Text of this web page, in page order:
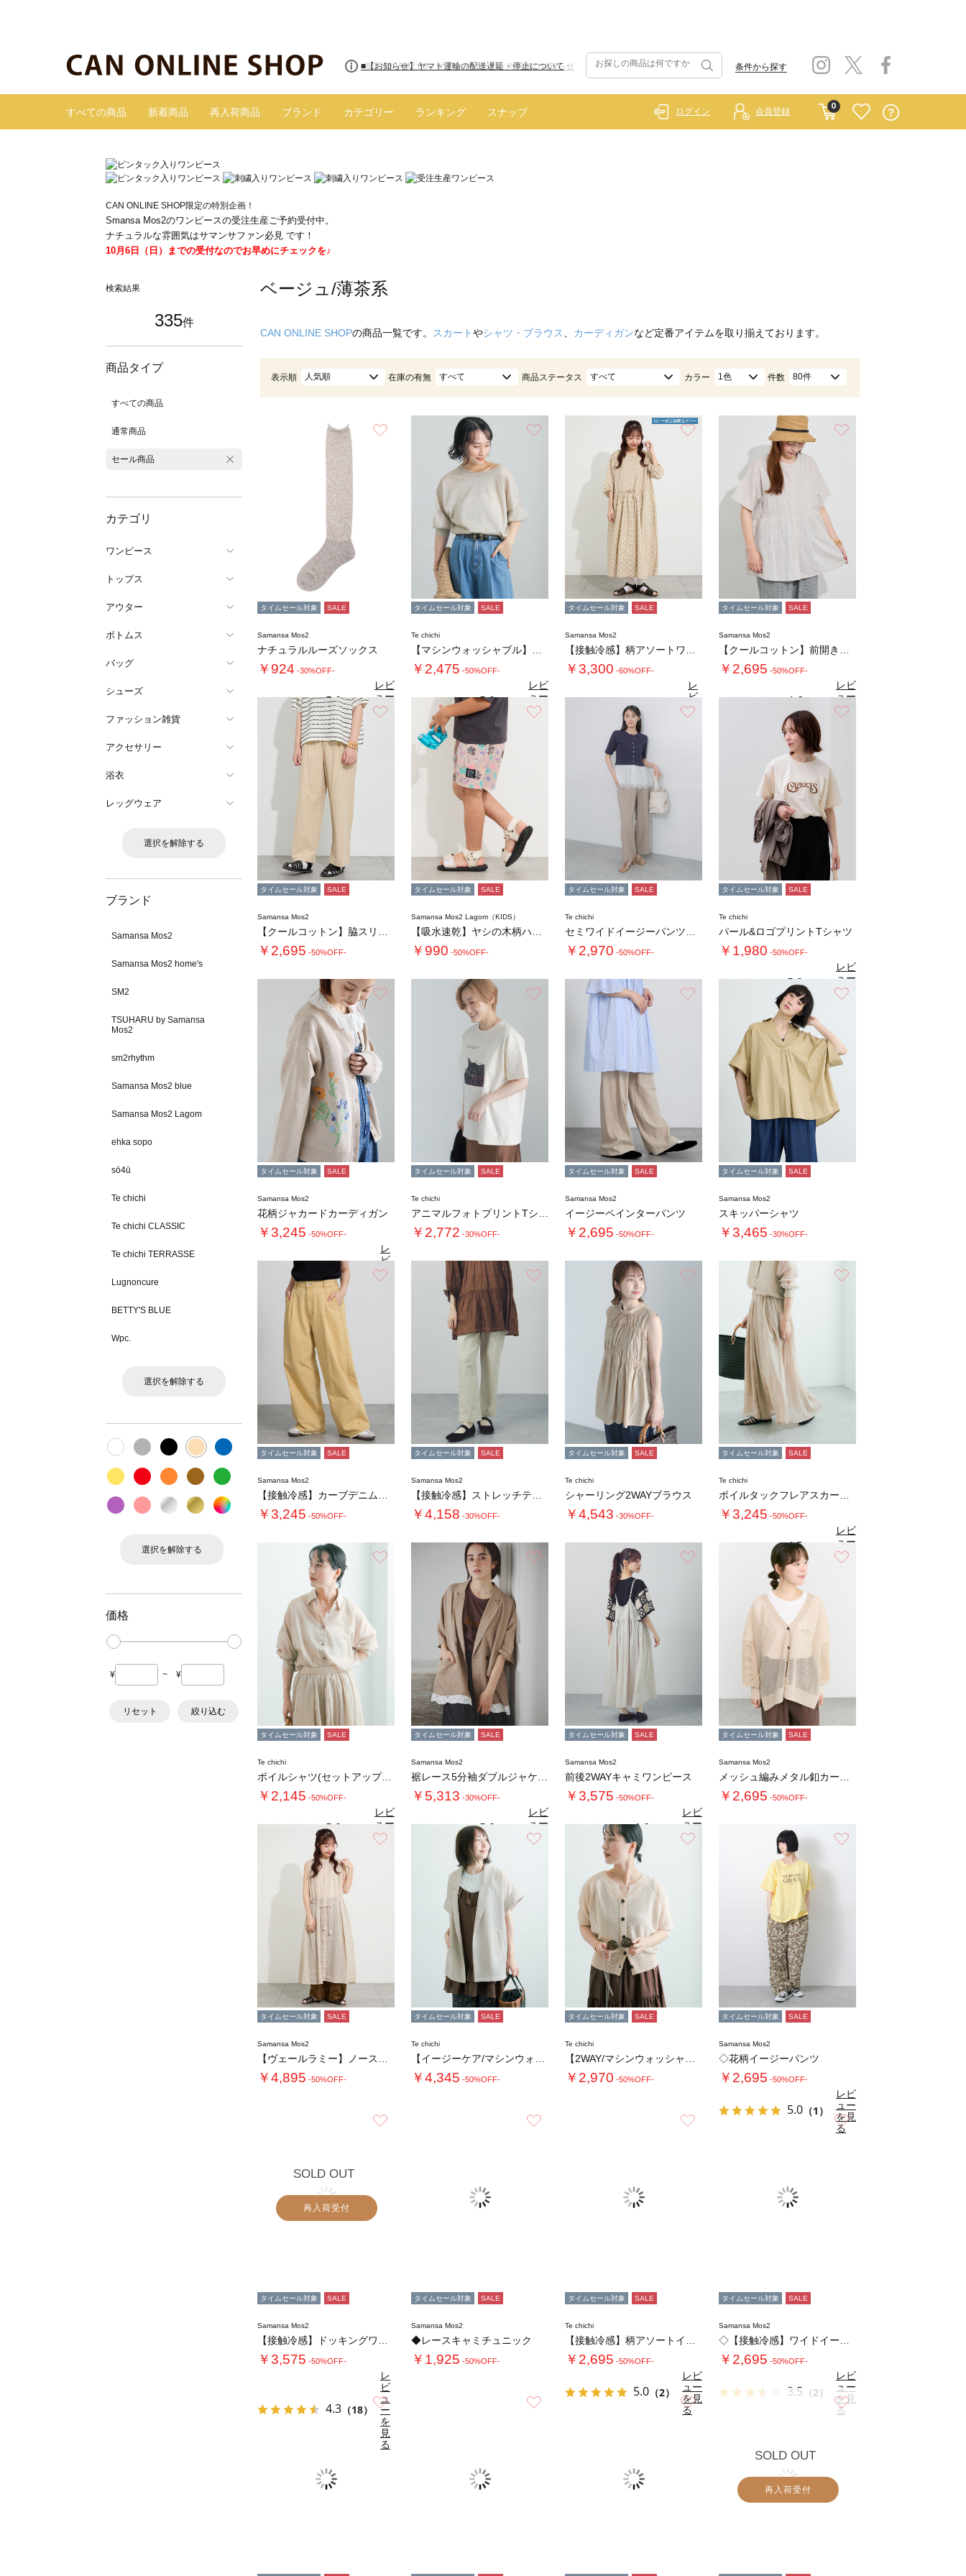
■【お知らせ】ヤマト運輸の配送遅延・停止について 条件から探す
すべての商品 新着商品 再入荷商品 ブランド カテゴリー ランキング スナップ
0
ログイン 会員登録
CAN ONLINE SHOP限定の特別企画！
Smansa Mos2のワンピースの受注生産ご予約受付中。
ナチュラルな雰囲気はサマンサファン必見 です！
10月6日（日）までの受付なのでお早めにチェックを♪
検索結果
335件
商品タイプ
すべての商品
通常商品
セール商品
カテゴリ
ワンピース
トップス
アウター
ボトムス
バッグ
シューズ
ファッション雑貨
アクセサリー
浴衣
レッグウェア
選択を解除する
ブランド
Samansa Mos2
Samansa Mos2 home's
SM2
TSUHARU by Samansa
Mos2
sm2rhythm
Samansa Mos2 blue
Samansa Mos2 Lagom
ehka sopo
sō4ū
Te chichi
Te chichi CLASSIC
Te chichi TERRASSE
Lugnoncure
BETTY'S BLUE
Wpc.
選択を解除する
選択を解除する
価格
¥ ~ ¥
リセット 絞り込む
ベージュ/薄茶系
CAN ONLINE SHOPの商品一覧です。 スカートやシャツ・ブラウス カーディガンなど定番アイテムを取り揃えております。
表示順 人気順 在庫の有無 すべて 商品ステータス すべて カラー 1色 件数 80件
タイムセール対象 SALE
Samansa Mos2
ナチュラルルーズソックス
￥924 -30%OFF-
5.0（3）
レビ
ュー
を見
る
タイムセール対象 SALE
Te chichi
￥2,475 -50%OFF-
5.0（1）
レビ
ュー
を見
る
お気に入り
タイムセール対象 SALE
Samansa Mos2
￥3,300 -60%OFF-
4.8
レ
ビ
ュ
ー
タイムセール対象 SALE
Samansa Mos2
￥2,695 -50%OFF-
4.6（7）
レビ
ュー
を見
る
タイムセール対象 SALE
Samansa Mos2
￥2,695 -50%OFF-
タイムセール対象 SALE
Samansa Mos2 Lagom（KIDS）
￥990 -50%OFF-
タイムセール対象 SALE
Te chichi
￥2,970 -50%OFF-
タイムセール対象 SALE
Te chichi
パール&ロゴプリントTシャツ
￥1,980 -50%OFF-
5.0（1）
レビ
ュー
を見
る
タイムセール対象 SALE
Samansa Mos2
花柄ジャカードカーディガン
￥3,245 -50%OFF-
4.7（10）
レ
ビ
ュ
ー
タイムセール対象 SALE
Te chichi
￥2,772 -30%OFF-
タイムセール対象 SALE
Samansa Mos2
イージーペインターパンツ
￥2,695 -50%OFF-
タイムセール対象 SALE
Samansa Mos2
スキッパーシャツ
￥3,465 -30%OFF-
タイムセール対象 SALE
Samansa Mos2
￥3,245 -50%OFF-
タイムセール対象 SALE
Samansa Mos2
￥4,158 -30%OFF-
タイムセール対象 SALE
Te chichi
シャーリング2WAYブラウス
￥4,543 -30%OFF-
タイムセール対象 SALE
Te chichi
￥3,245 -50%OFF-
4.5（2）
レビ
ュー
を見
る
タイムセール対象 SALE
Te chichi
ボイルシャツ(セットアップ可)
￥2,145 -50%OFF-
5.0
レビ
ュー
を見
る
タイムセール対象 SALE
Samansa Mos2
￥5,313 -30%OFF-
5.0
レビ
ュー
を見
る
タイムセール対象 SALE
Samansa Mos2
前後2WAYキャミワンピース
￥3,575 -50%OFF-
4.6
レビ
ュー
を見
る
タイムセール対象 SALE
Samansa Mos2
￥2,695 -50%OFF-
タイムセール対象 SALE
Samansa Mos2
￥4,895 -50%OFF-
タイムセール対象 SALE
Te chichi
￥4,345 -50%OFF-
タイムセール対象 SALE
Te chichi
￥2,970 -50%OFF-
タイムセール対象 SALE
Samansa Mos2
◇花柄イージーパンツ
￥2,695 -50%OFF-
5.0 （1）
レビ
ュー
を見
る
SOLD OUT
再入荷受付
タイムセール対象 SALE
Samansa Mos2
￥3,575 -50%OFF-
4.3 （18）
レ
ビ
ュ
ー
を
見
る
タイムセール対象 SALE
Samansa Mos2
◆レースキャミチュニック
￥1,925 -50%OFF-
お気に入り
タイムセール対象 SALE
Te chichi
￥2,695 -50%OFF-
5.0 （2）
レビ
ュー
を見
る
お気に入り
タイムセール対象 SALE
Samansa Mos2
￥2,695 -50%OFF-
3.5 （2）
レビ
ュー
を見
る
お気に入り お気に入り お気に入り
SOLD OUT
再入荷受付